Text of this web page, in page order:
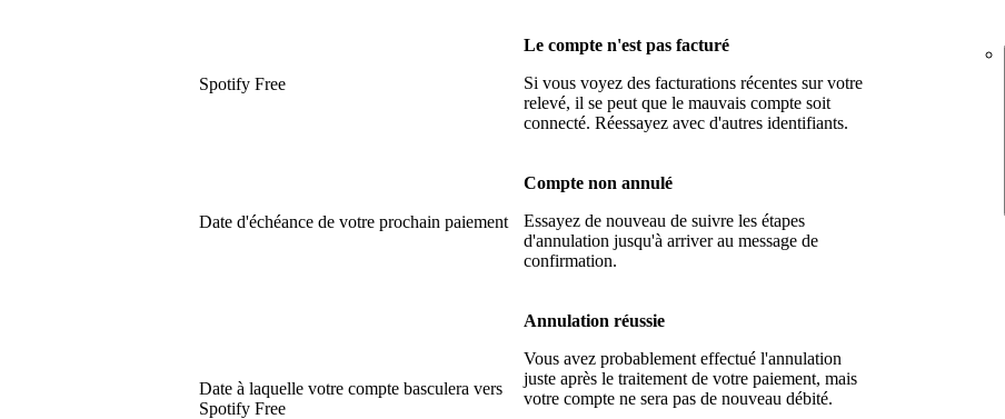
Spotify Free
Le compte n'est pas facturé
Si vous voyez des facturations récentes sur votre
relevé, il se peut que le mauvais compte soit
connecté. Réessayez avec d'autres identifiants.
Date d'échéance de votre prochain paiement
Compte non annulé
Essayez de nouveau de suivre les étapes
d'annulation jusqu'à arriver au message de
confirmation.
Date à laquelle votre compte basculera vers
Spotify Free
Annulation réussie
Vous avez probablement effectué l'annulation
juste après le traitement de votre paiement, mais
votre compte ne sera pas de nouveau débité.